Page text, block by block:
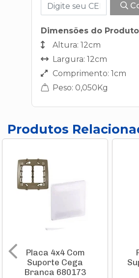
Dimensões do Produto
Altura: 12cm
Largura: 12cm
Comprimento: 1cm
Peso: 0,050Kg
Produtos
Placa 4x4 Com
Suporte Cega
Branca 680173